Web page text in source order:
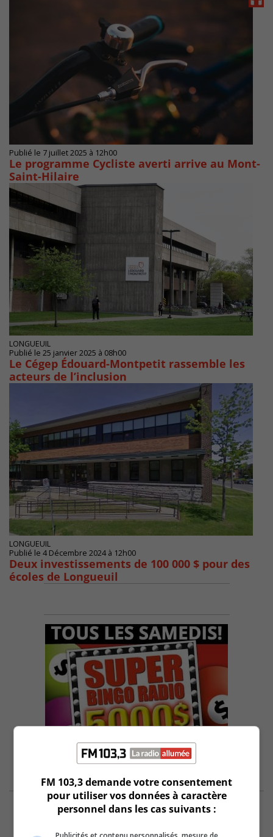
Publié le 7 juillet 2025 à 12h00
Le programme Cycliste averti arrive au Mont-
Saint-Hilaire
LONGUEUIL
Publié le 25 janvier 2025 à 08h00
Le Cégep Édouard-Montpetit rassemble les
acteurs de l’inclusion
LONGUEUIL
Publié le 4 Décembre 2024 à 12h00
Deux investissements de 100 000 $ pour des
écoles de Longueuil
FM 103,3 demande votre consentement
pour utiliser vos données à caractère
personnel dans les cas suivants :